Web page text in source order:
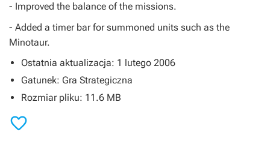
- Improved the balance of the missions.
- Added a timer bar for summoned units such as the
Minotaur.
Ostatnia aktualizacja: 1 lutego 2006
Gatunek: Gra Strategiczna
Rozmiar pliku: 11.6 MB
